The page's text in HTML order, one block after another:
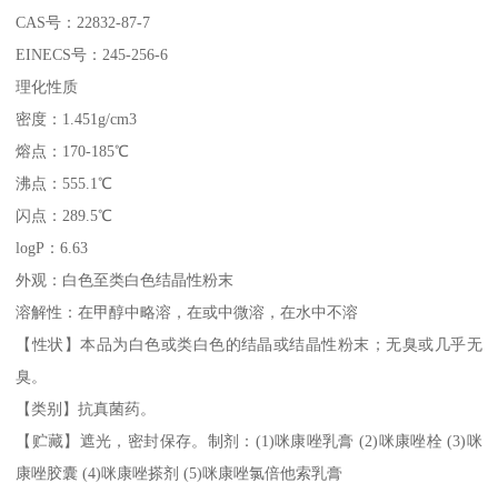
CAS号：22832-87-7
EINECS号：245-256-6
理化性质
密度：1.451g/cm3
熔点：170-185℃
沸点：555.1℃
闪点：289.5℃
logP：6.63
外观：白色至类白色结晶性粉末
溶解性：在甲醇中略溶，在或中微溶，在水中不溶
【性状】本品为白色或类白色的结晶或结晶性粉末；无臭或几乎无
臭。
【类别】抗真菌药。
【贮藏】遮光，密封保存。制剂：(1)咪康唑乳膏 (2)咪康唑栓 (3)咪
康唑胶囊 (4)咪康唑搽剂 (5)咪康唑氯倍他索乳膏